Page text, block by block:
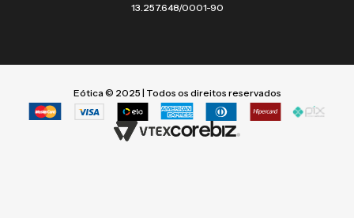
13.257.648/0001-90
Eótica © 2025 | Todos os direitos reservados